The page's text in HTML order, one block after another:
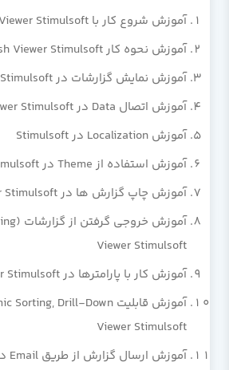
آموزش شروع کار با Flash Viewer Stimulsoft
آموزش نحوه کار Flash Viewer Stimulsoft
آموزش نمایش گزارشات در Flash Viewer Stimulsoft
آموزش اتصال Data در Flash Viewer Stimulsoft
آموزش Localization در Stimulsoft
آموزش استفاده از Theme در Flash Viewer Stimulsoft
آموزش چاپ گزارش ها در Flash Viewer Stimulsoft
Viewer Stimulsoft
آموزش کار با پارامترها در Flash Viewer Stimulsoft
Viewer Stimulsoft